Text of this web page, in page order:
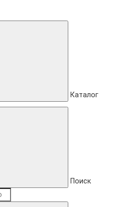
Каталог
Поиск